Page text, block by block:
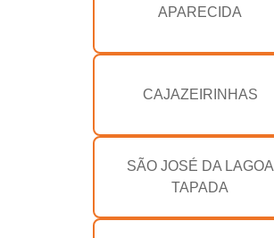
APARECIDA
CAJAZEIRINHAS
SÃO JOSÉ DA LAGOA
TAPADA